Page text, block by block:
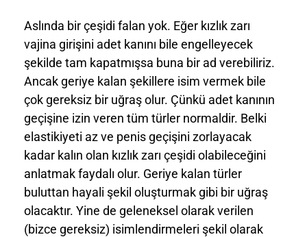
Aslında bir çeşidi falan yok. Eğer kızlık zarı
vajina girişini adet kanını bile engelleyecek
şekilde tam kapatmışsa buna bir ad verebiliriz.
Ancak geriye kalan şekillere isim vermek bile
çok gereksiz bir uğraş olur. Çünkü adet kanının
geçişine izin veren tüm türler normaldir. Belki
elastikiyeti az ve penis geçişini zorlayacak
kadar kalın olan kızlık zarı çeşidi olabileceğini
anlatmak faydalı olur. Geriye kalan türler
buluttan hayali şekil oluşturmak gibi bir uğraş
olacaktır. Yine de geleneksel olarak verilen
(bizce gereksiz) isimlendirmeleri şekil olarak